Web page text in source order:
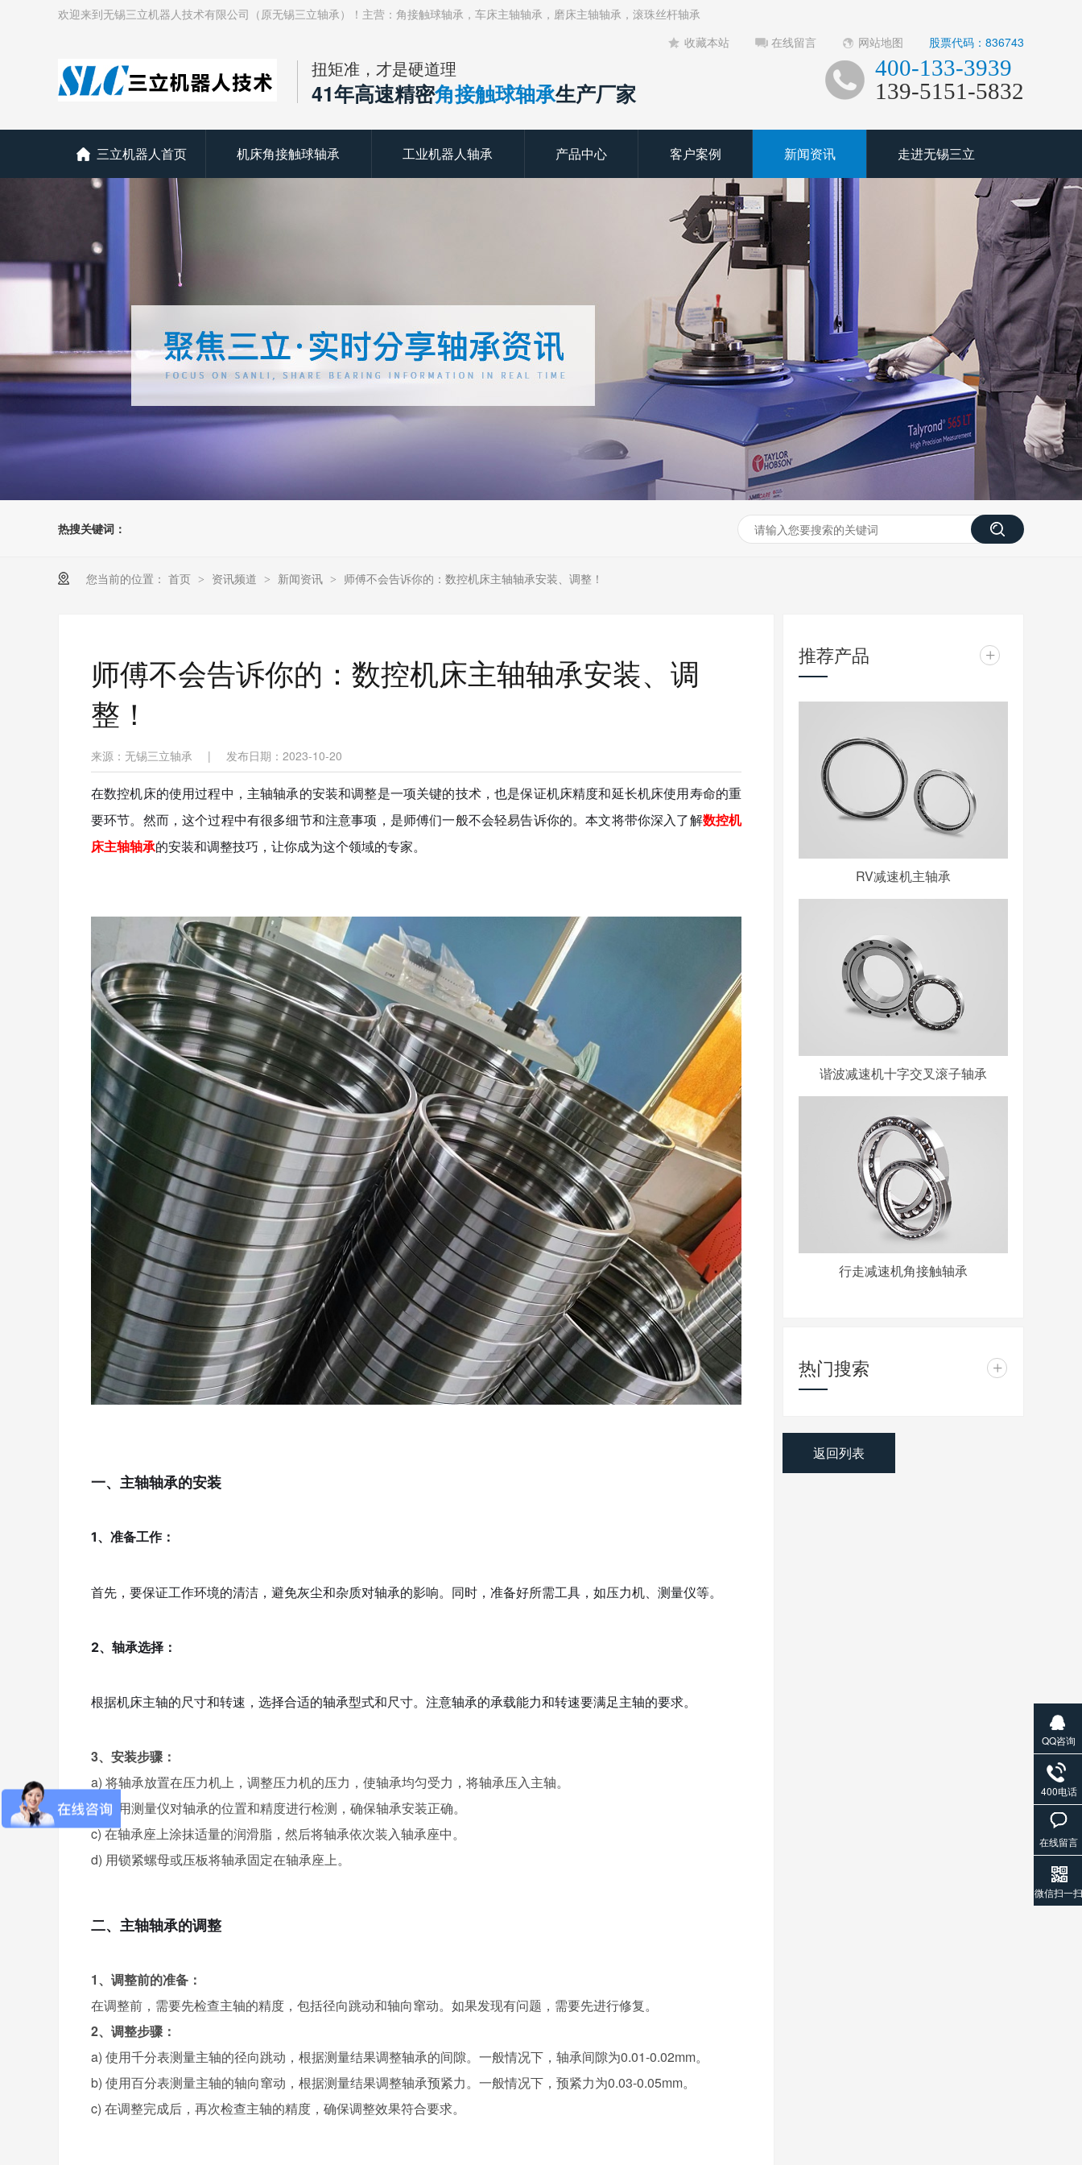
欢迎来到无锡三立机器人技术有限公司（原无锡三立轴承）！主营：角接触球轴承，车床主轴轴承，磨床主轴轴承，滚珠丝杆轴承
收藏本站
在线留言 网站地图 股票代码：836743
扭矩准，才是硬道理
41年高速精密角接触球轴承生产厂家
400-133-3939
139-5151-5832
三立机器人首页 机床角接触球轴承 工业机器人轴承 产品中心 客户案例 新闻资讯 走进无锡三立
热搜关键词：
您当前的位置： 首页 > 资讯频道 > 新闻资讯 > 师傅不会告诉你的：数控机床主轴轴承安装、调整！
师傅不会告诉你的：数控机床主轴轴承安装、调
整！
来源：无锡三立轴承 | 发布日期：2023-10-20
在数控机床的使用过程中，主轴轴承的安装和调整是一项关键的技术，也是保证机床精度和延长机床使用寿命的重
要环节。然而，这个过程中有很多细节和注意事项，是师傅们一般不会轻易告诉你的。本文将带你深入了解数控机
床主轴轴承的安装和调整技巧，让你成为这个领域的专家。
一、主轴轴承的安装
1、准备工作：
首先，要保证工作环境的清洁，避免灰尘和杂质对轴承的影响。同时，准备好所需工具，如压力机、测量仪等。
2、轴承选择：
根据机床主轴的尺寸和转速，选择合适的轴承型式和尺寸。注意轴承的承载能力和转速要满足主轴的要求。
3、安装步骤：
a) 将轴承放置在压力机上，调整压力机的压力，使轴承均匀受力，将轴承压入主轴。
b) 使用测量仪对轴承的位置和精度进行检测，确保轴承安装正确。
c) 在轴承座上涂抹适量的润滑脂，然后将轴承依次装入轴承座中。
d) 用锁紧螺母或压板将轴承固定在轴承座上。
二、主轴轴承的调整
1、调整前的准备：
在调整前，需要先检查主轴的精度，包括径向跳动和轴向窜动。如果发现有问题，需要先进行修复。
2、调整步骤：
a) 使用千分表测量主轴的径向跳动，根据测量结果调整轴承的间隙。一般情况下，轴承间隙为0.01-0.02mm。
b) 使用百分表测量主轴的轴向窜动，根据测量结果调整轴承预紧力。一般情况下，预紧力为0.03-0.05mm。
c) 在调整完成后，再次检查主轴的精度，确保调整效果符合要求。
推荐产品 +
RV减速机主轴承
谐波减速机十字交叉滚子轴承
行走减速机角接触轴承
热门搜索 +
返回列表
QQ咨询
400电话
在线留言
微信扫一扫